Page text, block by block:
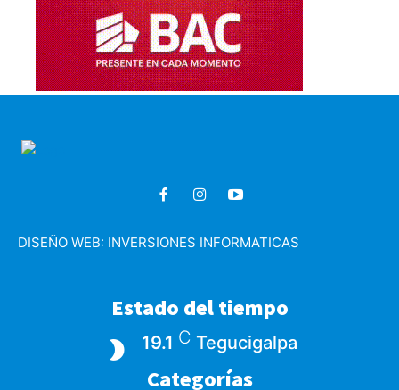
DISEÑO WEB: INVERSIONES INFORMATICAS
Estado del tiempo
19.1 C Tegucigalpa
Categorías